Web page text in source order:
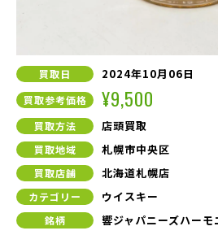
買取日 2024年10月06日
買取参考価格 ¥9,500
買取方法 店頭買取
買取地域 札幌市中央区
買取店舗 北海道札幌店
カテゴリー ウイスキー
銘柄 響ジャパニーズハーモ